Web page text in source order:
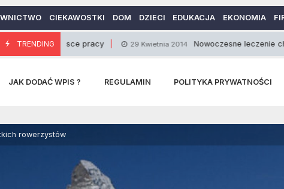
CIEKAWOSTKI DOM DZIECI EDUKACJA EKONOMIA
TRENDING
miejsce pracy 29 Kwietnia 2014 Nowoczesne leczenie chorób
JAK DODAĆ WPIS ? REGULAMIN POLITYKA PRYWATNOŚCI
rowerzystów